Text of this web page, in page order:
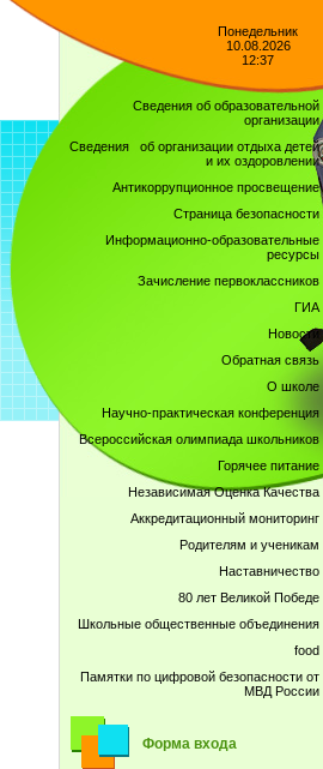
Понедельник
10.08.2026
12:37
Сведения об образовательной
организации
Сведения об организации отдыха детей
и их оздоровлении
Антикоррупционное просвещение
Страница безопасности
Информационно-образовательные
ресурсы
Зачисление первоклассников
ГИА
Новости
Обратная связь
О школе
Научно-практическая конференция
Всероссийская олимпиада школьников
Горячее питание
Независимая Оценка Качества
Аккредитационный мониторинг
Родителям и ученикам
Наставничество
80 лет Великой Победе
Школьные общественные объединения
food
Памятки по цифровой безопасности от
МВД России
Форма входа